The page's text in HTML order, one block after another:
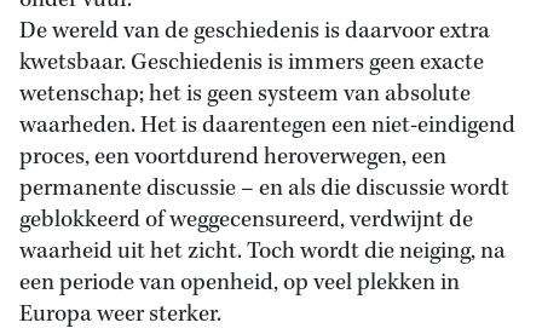
De wereld van de geschiedenis is daarvoor extra
kwetsbaar. Geschiedenis is immers geen exacte
wetenschap; het is geen systeem van absolute
waarheden. Het is daarentegen een niet-eindigend
proces, een voortdurend heroverwegen, een
permanente discussie – en als die discussie wordt
geblokkeerd of weggecensureerd, verdwijnt de
waarheid uit het zicht. Toch wordt die neiging, na
een periode van openheid, op veel plekken in
Europa weer sterker.